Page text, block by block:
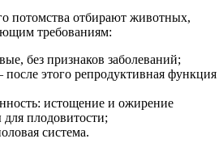
потомства отбирают животных,
требованиям:
без признаков заболеваний;
после этого репродуктивная функция
истощение и ожирение
плодовитости;
система.